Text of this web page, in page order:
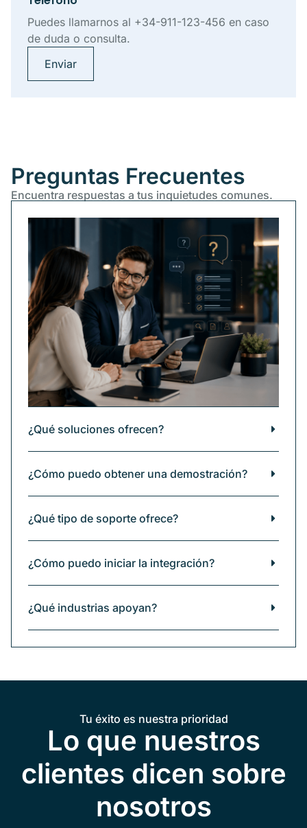
Puedes llamarnos al +34-911-123-456 en caso
de duda o consulta.
Enviar
Preguntas Frecuentes
Encuentra respuestas a tus inquietudes comunes.
¿Qué soluciones ofrecen?
¿Cómo puedo obtener una demostración?
¿Qué tipo de soporte ofrece?
¿Cómo puedo iniciar la integración?
¿Qué industrias apoyan?
Tu éxito es nuestra prioridad
Lo que nuestros
clientes dicen sobre
nosotros